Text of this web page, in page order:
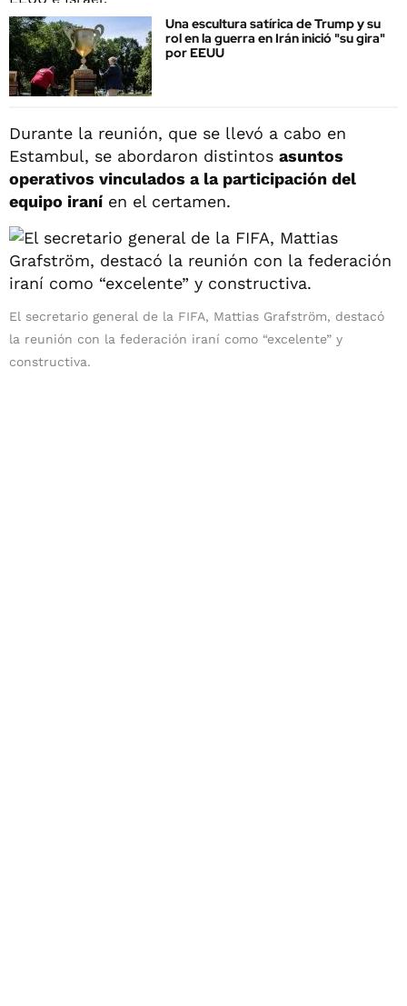
Una escultura satírica de Trump y su
rol en la guerra en Irán inició "su gira"
por EEUU
Durante la reunión, que se llevó a cabo en
Estambul, se abordaron distintos asuntos
operativos vinculados a la participación del
equipo iraní en el certamen.
El secretario general de la FIFA, Mattias Grafström, destacó
la reunión con la federación iraní como “excelente” y
constructiva.